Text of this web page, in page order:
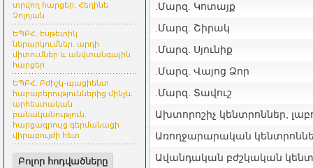
տրվող հարցեր. Հեղինե
Չոլոյան
ԵՊԲՀ. Էսթետիկ
ներարկումներ. արդի
միտումներ և անվտանգային
հարցեր
ԵՊԲՀ. Բժիշկ-պացիենտ
հարաբերություններից մինչև
արհեստական
բանականություն.
հարցազրույց գերմանացի
վիրաբույժի հետ
Բոլոր հոդվածները
.Մարզ. Կոտայք
.Մարզ. Շիրակ
.Մարզ. Սյունիք
.Մարզ. Վայոց Ձոր
.Մարզ. Տավուշ
Ախտորոշիչ կենտրոններ,
Առողջարարական
Ավանդական բժշկական